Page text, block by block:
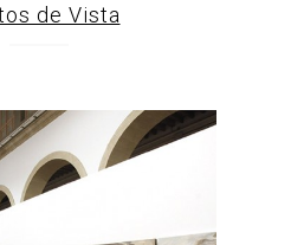
de Vista